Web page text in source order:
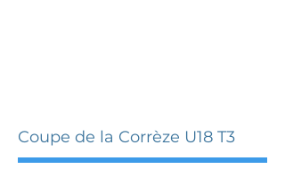
Coupe de la Corrèze U18 T3